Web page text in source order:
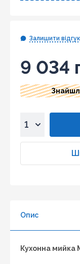
Залишити відгук
9 034
3
7
8
9
10
Опис
Кухонна мийка